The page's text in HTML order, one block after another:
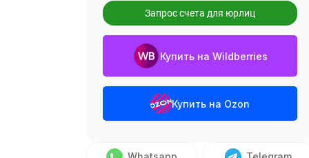
Запрос счета для юрлиц
Купить на Wildberries
Купить на Ozon